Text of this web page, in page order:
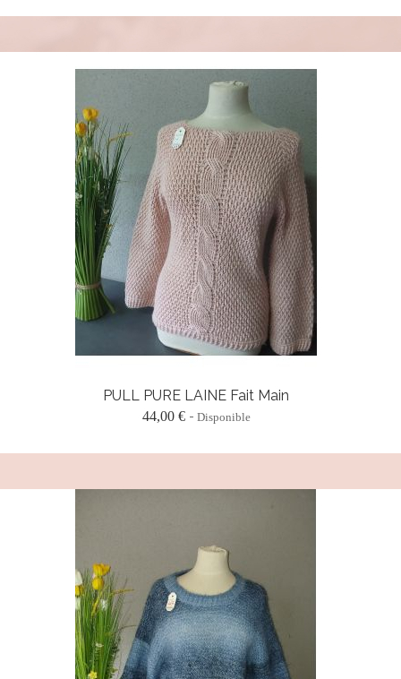
PULL PURE LAINE Fait Main
44,00 € Disponible